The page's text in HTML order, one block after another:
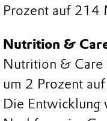
Prozent auf 214
Nutrition &
Nutrition & Care
um 2 Prozent
Die Entwicklung